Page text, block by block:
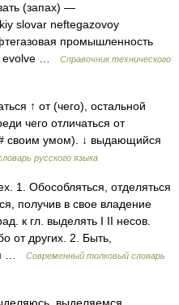
(запах) —
slovar neftegazovoy
промышленность
evolve …
Справочник технического
↑ от (чего), остальной
чего отличаться от
своим умом). ↓ выдающийся
русского языка
1. Обособляться, отделяться
получив в свое владение
к гл. выделять I II несов.
от других. 2. Быть,
…
Современный толковый словарь